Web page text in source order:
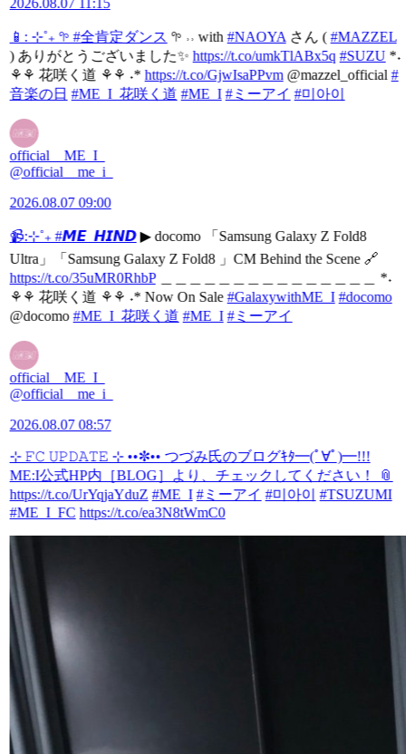
📱: ⊹˚₊ 𖧧#全肯定ダンス 𖧧 ˒˒ with#NAOYA さん (#MAZZEL
) ありがとうございました✨https://t.co/umkTlABx5q #SUZU *˖
⚘⚘ 花咲く道 ⚘⚘ ˖*https://t.co/GjwIsaPPvm@mazzel_official#
音楽の日 #ME_I_花咲く道 #ME_I #ミーアイ #미아이
official__ME_I_
@official__me_i_
2026.08.07 09:00
📹:⊹˚₊#𝙈𝙀_𝙃𝙄𝙉𝘿▶︎ docomo 「Samsung Galaxy Z Fold8
Ultra」「Samsung Galaxy Z Fold8 」CM Behind the Scene 🔗
https://t.co/35uMR0RhbP＿＿＿＿＿＿＿＿＿＿＿＿＿＿＿ *˖
⚘⚘ 花咲く道 ⚘⚘ ˖* Now On Sale#GalaxywithME_I #docomo
@docomo#ME_I_花咲く道 #ME_I #ミーアイ
official__ME_I_
@official__me_i_
2026.08.07 08:57
⊹ 𝙵𝙲 𝚄𝙿𝙳𝙰𝚃𝙴 ⊹ ••✼•• つづみ氏のブログｷﾀ━(ﾟ∀ﾟ)━!!!
ME:I公式HP内［BLOG］より、チェックしてください！ 📎
https://t.co/UrYqjaYduZ #ME_I #ミーアイ #미아이
#TSUZUMI
#ME_I_FC https://t.co/ea3N8tWmC0